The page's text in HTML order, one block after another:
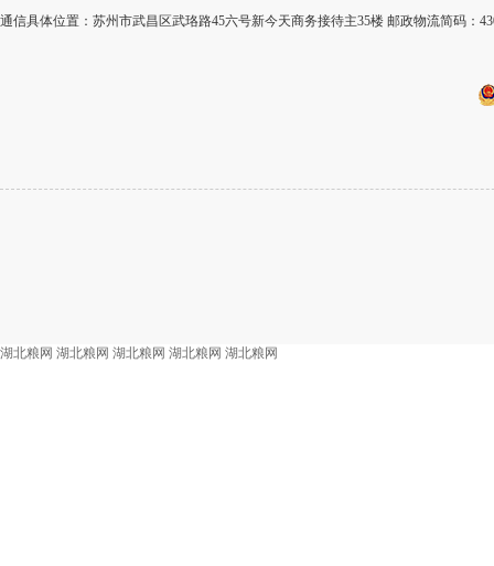
通信具体位置：苏州市武昌区武珞路45六号新今天商务接待主35楼 邮政物流简码：
湖北粮网 湖北粮网 湖北粮网 湖北粮网 湖北粮网